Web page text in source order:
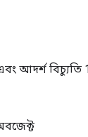
আদর্শ বিচ্যুতি